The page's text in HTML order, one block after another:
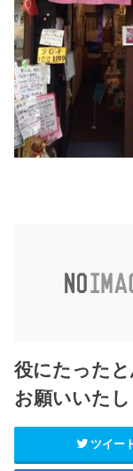
役にたった
お願いいたし
ツイー